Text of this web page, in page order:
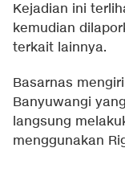
Kejadian ini
kemudian
terkait lainnya.
Basarnas
Banyuwangi
langsung
menggunakan